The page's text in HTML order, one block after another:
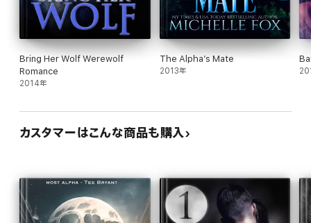
Bring Her Wolf Werewolf
Romance
2014年
The Alpha’s Mate
2013年
カスタマーはこんな商品も購入